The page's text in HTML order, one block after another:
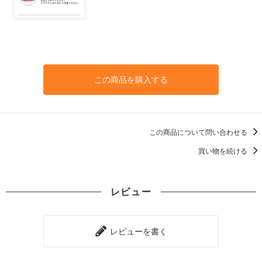
この商品を購入する
この商品について問い合わせる
買い物を続ける
レビュー
レビューを書く